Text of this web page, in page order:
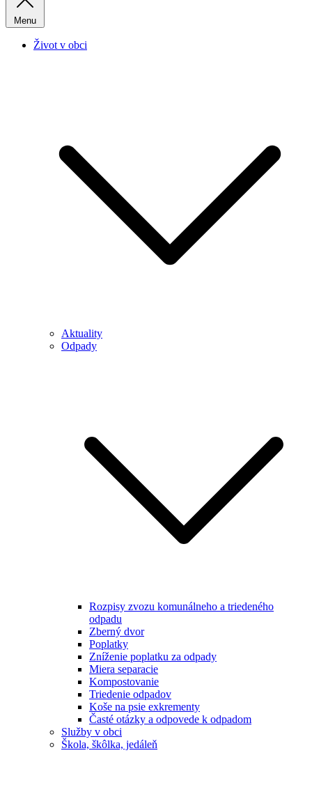
Menu
Život v obci
Aktuality
Odpady
Rozpisy zvozu komunálneho a triedeného
odpadu
Zberný dvor
Poplatky
Zníženie poplatku za odpady
Miera separacie
Kompostovanie
Triedenie odpadov
Koše na psie exkrementy
Časté otázky a odpovede k odpadom
Služby v obci
Škola, škôlka, jedáleň